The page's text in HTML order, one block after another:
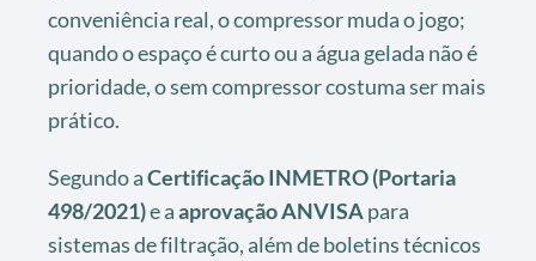
conveniência real, o compressor muda o jogo;
quando o espaço é curto ou a água gelada não é
prioridade, o sem compressor costuma ser mais
prático.
Segundo aCertificação INMETRO (Portaria
498/2021)e aaprovação ANVISApara
sistemas de filtração, além de boletins técnicos